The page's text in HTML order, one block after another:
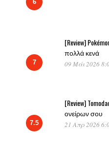
6
7
[Review]
πολλά κενά
09 Μάι 2026
7.5
[Review]
ονείρων σου
21 Απρ 2026